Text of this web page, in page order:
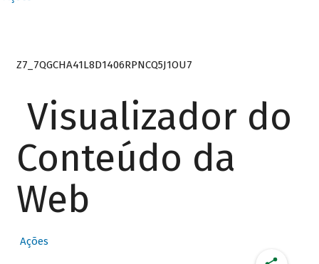
Z7_7QGCHA41L8D1406RPNCQ5J1OU7
Visualizador do
Conteúdo da
Web
Ações